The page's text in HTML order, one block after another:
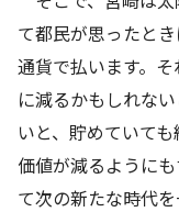
て都民が思ったと
通貨で払います。
に減るかもしれな
いと、貯めていて
価値が減るように
て次の新たな時代